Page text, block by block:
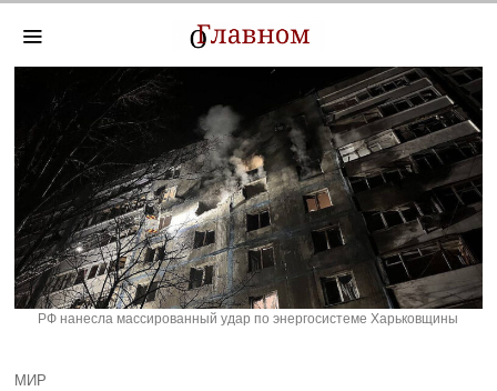
РФ нанесла массированный удар по энергосистеме Харьковщины
МИР